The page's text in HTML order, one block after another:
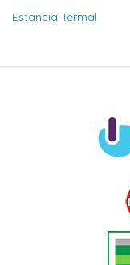
Estancia Termal